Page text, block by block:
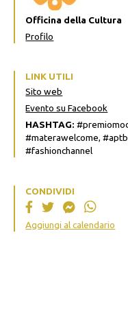
Officina della Cultura
Profilo
LINK UTILI
Sito web
Evento su Facebook
HASHTAG:
#materawelcome,
#fashionchannel
CONDIVIDI
Aggiungi al calendario